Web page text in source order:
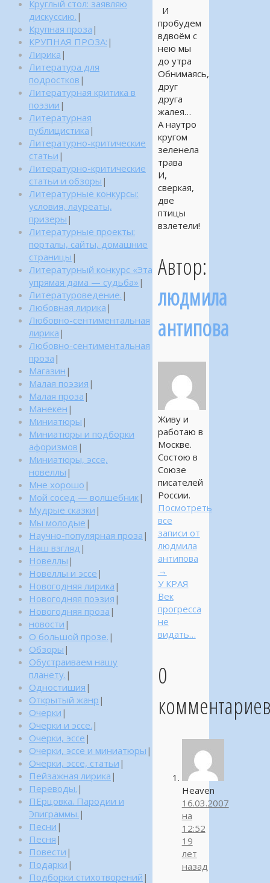
И
пробудем
вдвоём с
нею мы
до утра
Обнимаясь,
друг
друга
жалея…
А наутро
кругом
зеленела
трава
И,
сверкая,
две
птицы
взлетели!
Автор:
людмила
антипова
Живу и
работаю в
Москве.
Состою в
Союзе
писателей
России.
Посмотреть
все
записи от
людмила
антипова
→
У КРАЯ
Век
прогресса
не
видать…
0
Heaven
16.03.2007
на
12:52
19
лет
назад
Круглый стол: заявляю
дискуссию. |
Крупная проза |
КРУПНАЯ ПРОЗА: |
Лирика |
Литература для
подростков |
Литературная критика в
поэзии |
Литературная
публицистика |
Литературно-критические
статьи |
Литературно-критические
статьи и обзоры |
Литературные конкурсы:
условия, лауреаты,
призеры |
Литературные проекты:
порталы, сайты, домашние
страницы |
Литературный конкурс «Эта
упрямая дама — судьба» |
Литературоведение. |
Любовная лирика |
Любовно-сентиментальная
лирика |
Любовно-сентиментальная
проза |
Магазин |
Малая поэзия |
Малая проза |
Манекен |
Миниатюры |
Миниатюры и подборки
афоризмов |
Миниатюры, эссе,
новеллы |
Мне хорошо |
Мой сосед — волшебник|
Мудрые сказки |
Мы молодые |
Научно-популярная проза |
Наш взгляд |
Новеллы |
Новеллы и эссе |
Новогодняя лирика |
Новогодняя поэзия |
Новогодняя проза |
новости |
О большой прозе. |
Обзоры |
Обустраиваем нашу
планету. |
Одностишия |
Открытый жанр |
Очерки |
Очерки и эссе. |
Очерки, эссе |
Очерки, эссе и миниатюры |
Очерки, эссе, статьи |
Пейзажная лирика |
Переводы. |
ПЕрцовка. Пародии и
Эпиграммы. |
Песни |
Песня |
Повести |
Подарки |
Подборки стихотворений |